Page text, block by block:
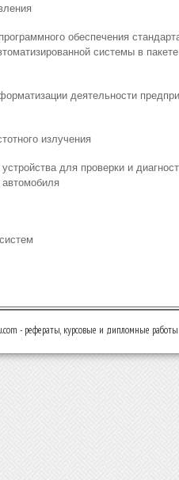
обеспечения
системы в пакете
деятельности
излучения
для проверки и
автомобиля
- рефераты, курсовые и дипломные работы